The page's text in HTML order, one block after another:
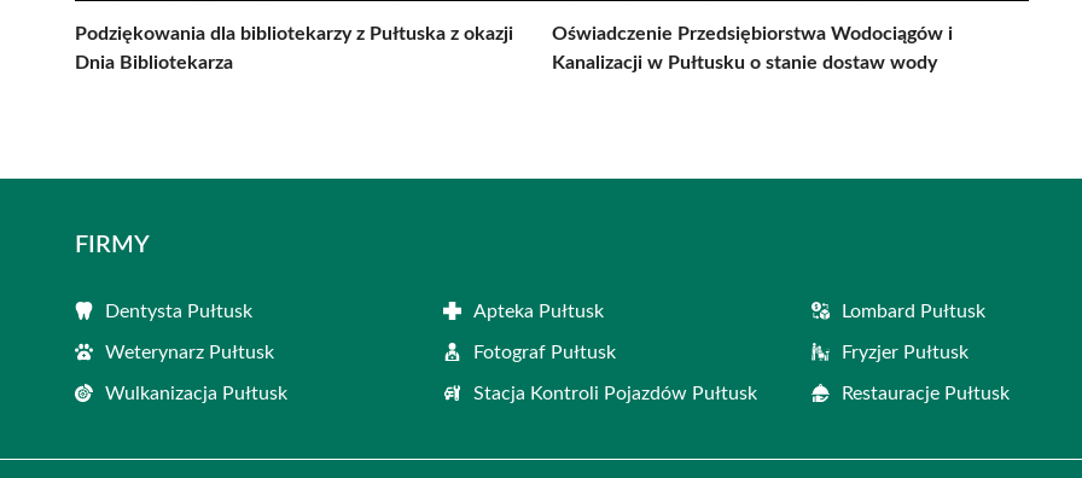
Podziękowania dla bibliotekarzy z Pułtuska z okazji
Dnia Bibliotekarza
Oświadczenie Przedsiębiorstwa Wodociągów i
Kanalizacji w Pułtusku o stanie dostaw wody
FIRMY
Dentysta Pułtusk Apteka Pułtusk Lombard Pułtusk
Weterynarz Pułtusk Fotograf Pułtusk Fryzjer Pułtusk
Wulkanizacja Pułtusk Stacja Kontroli Pojazdów Pułtusk Restauracje Pułtusk